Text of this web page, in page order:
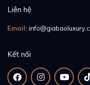
Liên hệ
Email:
Kết nối